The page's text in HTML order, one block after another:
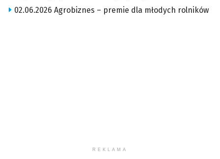
02.06.2026 Agrobiznes – premie dla młodych rolników
REKLAMA